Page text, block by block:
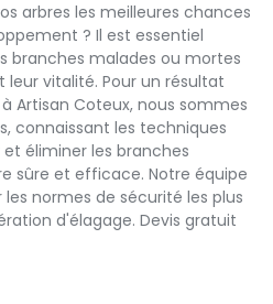
arbres les meilleures chances
? Il est essentiel
branches malades ou mortes
vitalité. Pour un résultat
Artisan Coteux, nous sommes
connaissant les techniques
éliminer les branches
sûre et efficace. Notre équipe
normes de sécurité les plus
d'élagage. Devis gratuit